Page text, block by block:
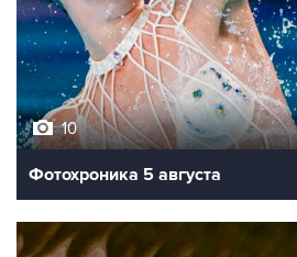
10
Фотохроника 5 августа